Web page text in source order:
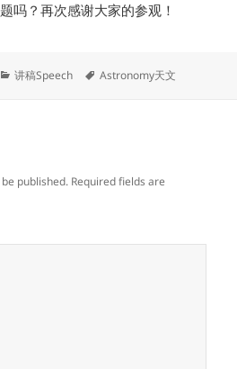
吗？再次感谢大家的参观！
Categories
讲稿Speech Tags
Astronomy天文
published. Required fields are